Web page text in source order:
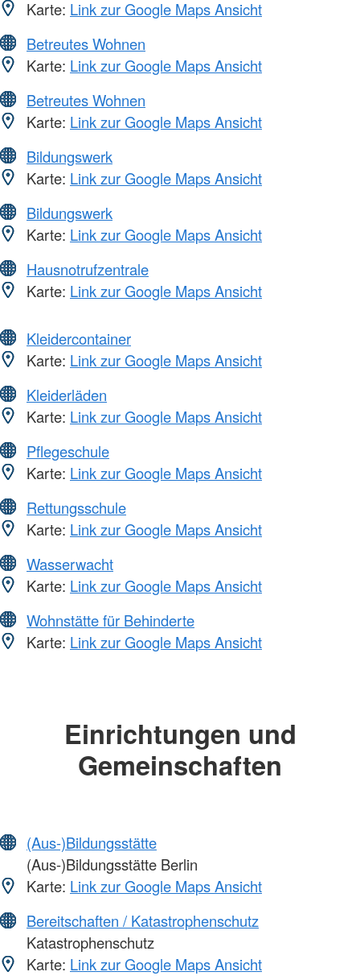
Karte: Link zur Google Maps Ansicht
Betreutes Wohnen
Karte: Link zur Google Maps Ansicht
Betreutes Wohnen
Karte: Link zur Google Maps Ansicht
Bildungswerk
Karte: Link zur Google Maps Ansicht
Bildungswerk
Karte: Link zur Google Maps Ansicht
Hausnotrufzentrale
Karte: Link zur Google Maps Ansicht
Kleidercontainer
Karte: Link zur Google Maps Ansicht
Kleiderläden
Karte: Link zur Google Maps Ansicht
Pflegeschule
Karte: Link zur Google Maps Ansicht
Rettungsschule
Karte: Link zur Google Maps Ansicht
Wasserwacht
Karte: Link zur Google Maps Ansicht
Wohnstätte für Behinderte
Karte: Link zur Google Maps Ansicht
Einrichtungen und
Gemeinschaften
(Aus-)Bildungsstätte
(Aus-)Bildungsstätte Berlin
Karte: Link zur Google Maps Ansicht
Bereitschaften / Katastrophenschutz
Katastrophenschutz
Karte: Link zur Google Maps Ansicht